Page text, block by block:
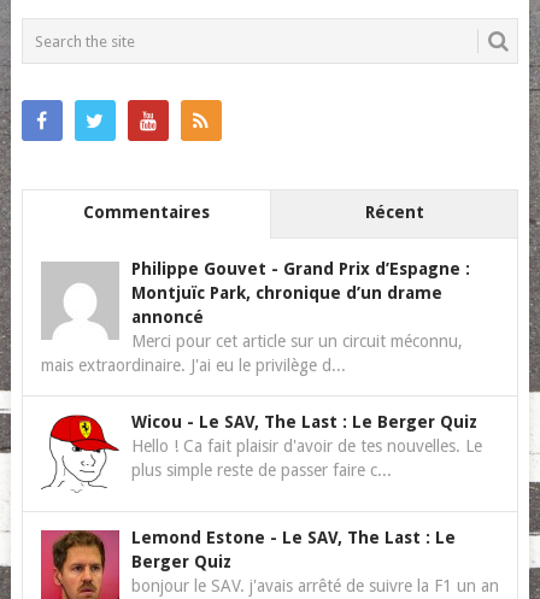
POSTS
NAVIGATION
Commentaires Récent
Philippe Gouvet - Grand Prix d’Espagne :
Montjuïc Park, chronique d’un drame
annoncé
Merci pour cet article sur un circuit méconnu,
mais extraordinaire. J'ai eu le privilège d...
Wicou - Le SAV, The Last : Le Berger Quiz
Hello ! Ca fait plaisir d'avoir de tes nouvelles. Le
plus simple reste de passer faire c...
Lemond Estone - Le SAV, The Last : Le
Berger Quiz
bonjour le SAV. j'avais arrêté de suivre la F1 un an